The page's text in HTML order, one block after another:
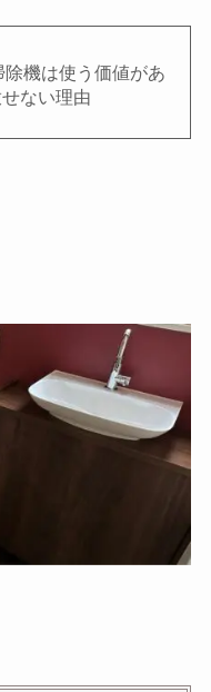
除機は使う価値があ
ない理由